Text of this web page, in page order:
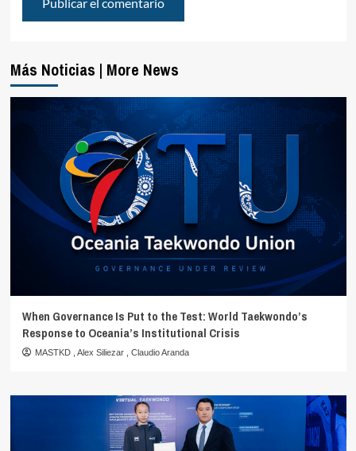
Más Noticias | More News
When Governance Is Put to the Test: World Taekwondo’s
Response to Oceania’s Institutional Crisis
MASTKD Alex Siliezar Claudio Aranda